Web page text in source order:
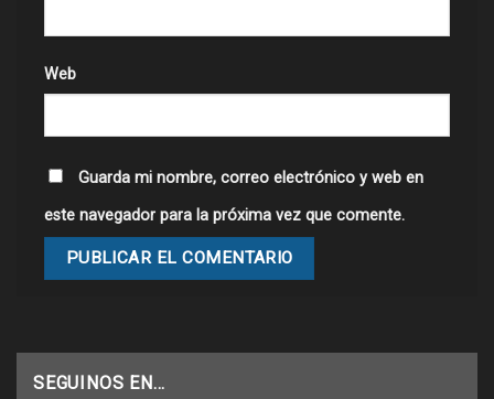
Web
Guarda mi nombre, correo electrónico y web en
este navegador para la próxima vez que comente.
SEGUINOS EN…